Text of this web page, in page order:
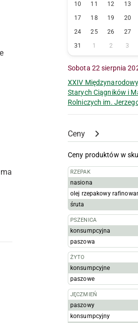
10
11 12 13
17
18 19 20
24
25 26 27
31
1 2 3
Sobota 22 sierpnia
XXIV
Starych Ciągników i
Rolniczych im.
Ceny
Ceny produktów w
RZEPAK
nasiona
olej rzepakowy
śruta
PSZENICA
konsumpcyjna
paszowa
ŻYTO
konsumpcyjne
paszowe
JĘCZMIEŃ
paszowy
konsumpcyjny